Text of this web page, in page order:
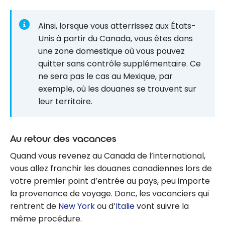
Ainsi, lorsque vous atterrissez aux États-
Unis à partir du Canada, vous êtes dans
une zone domestique où vous pouvez
quitter sans contrôle supplémentaire. Ce
ne sera pas le cas au Mexique, par
exemple, où les douanes se trouvent sur
leur territoire.
Au retour des vacances
Quand vous revenez au Canada de l’international,
vous allez franchir les douanes canadiennes lors de
votre premier point d’entrée au pays, peu importe
la provenance de voyage. Donc, les vacanciers qui
rentrent de New Yorkou d’Italievont suivre la
même procédure.